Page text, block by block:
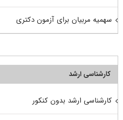
سهمیه مربیان برای آزمون دکتری
کارشناسی ارشد
کارشناسی ارشد بدون کنکور